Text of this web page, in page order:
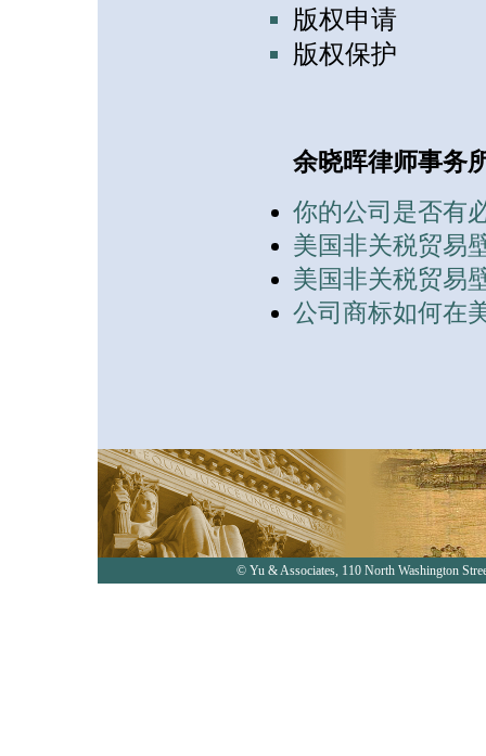
版权申请
版权保护
余晓晖律师事务
你的公司是否有
美国非关税贸易
美国非关税贸易
公司商标如何在
© Yu & Associates, 110 North Washington